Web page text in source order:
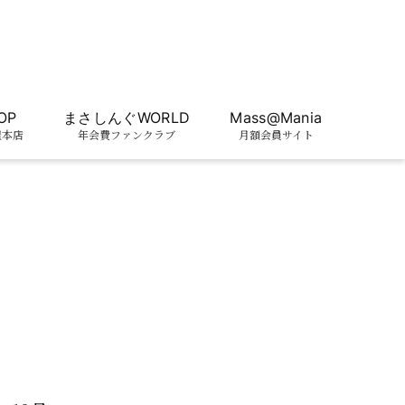
店
まさしんぐWORLD
年会費ファンクラブ
Mass@Mania
月額会員サイト